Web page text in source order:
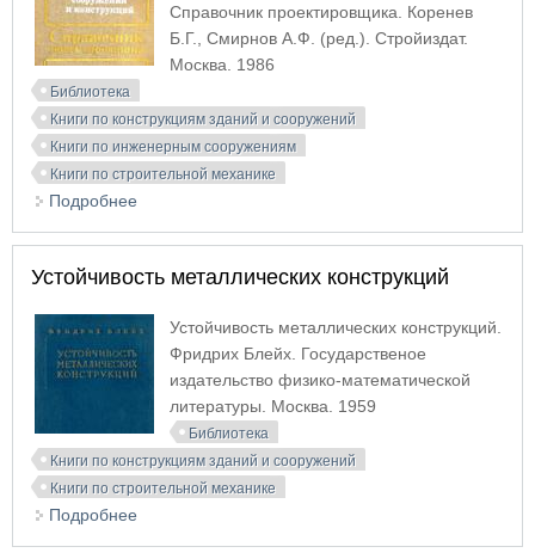
Справочник проектировщика. Коренев
Б.Г., Смирнов А.Ф. (ред.). Стройиздат.
Москва. 1986
Библиотека
Книги по конструкциям зданий и сооружений
Книги по инженерным сооружениям
Книги по строительной механике
Подробнее
Устойчивость металлических конструкций
Устойчивость металлических конструкций.
Фридрих Блейх. Государственое
издательство физико-математической
литературы. Москва. 1959
Библиотека
Книги по конструкциям зданий и сооружений
Книги по строительной механике
Подробнее